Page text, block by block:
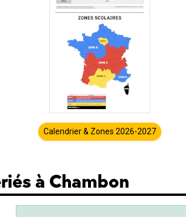
Calendrier & Zones 2026-2027
à Chambon